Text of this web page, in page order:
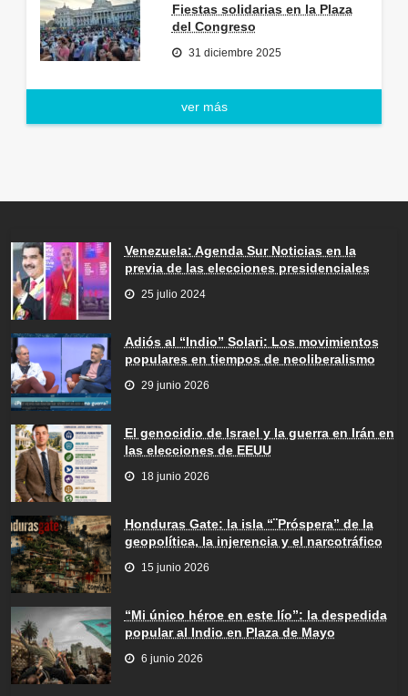
Fiestas solidarias en la Plaza
del Congreso
31 diciembre 2025
ver más
Venezuela: Agenda Sur Noticias en la
previa de las elecciones presidenciales
25 julio 2024
Adiós al “Indio” Solari: Los movimientos
populares en tiempos de neoliberalismo
29 junio 2026
El genocidio de Israel y la guerra en Irán en
las elecciones de EEUU
18 junio 2026
Honduras Gate: la isla “¨Próspera” de la
geopolítica, la injerencia y el narcotráfico
15 junio 2026
“Mi único héroe en este lío”: la despedida
popular al Indio en Plaza de Mayo
6 junio 2026